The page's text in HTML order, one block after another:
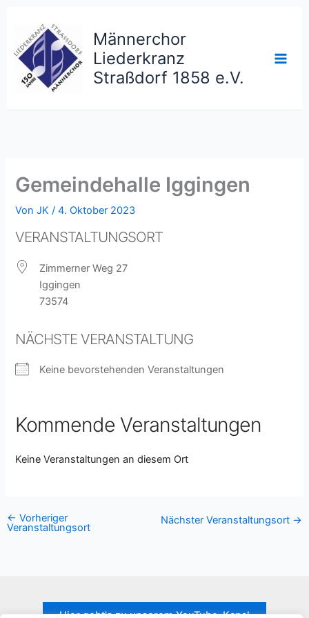
springen
Männerchor
Liederkranz
Straßdorf 1858 e.V.
Gemeindehalle Iggingen
VonJK/4. Oktober 2023
VERANSTALTUNGSORT
Zimmerner Weg 27
Iggingen
73574
NÄCHSTE VERANSTALTUNG
Keine bevorstehenden Veranstaltungen
Kommende Veranstaltungen
Keine Veranstaltungen an diesem Ort
← Vorheriger
Veranstaltungsort
Nächster Veranstaltungsort →
Hier geht's zu unserem YouTube-Kanal